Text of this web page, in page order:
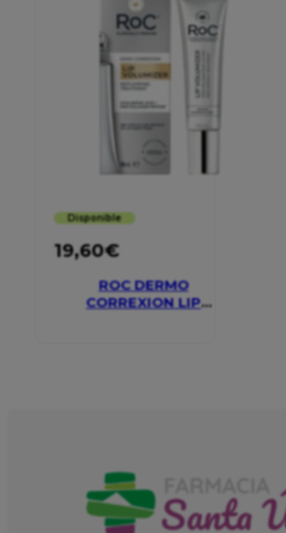
Disponible
19,60€
ROC DERMO
CORREXION LIP